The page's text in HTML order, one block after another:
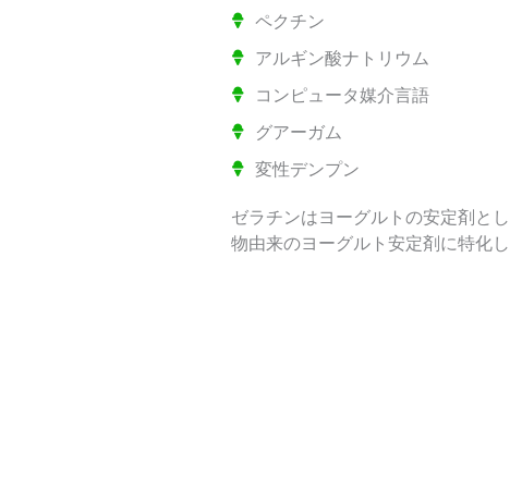
ペクチン
アルギン酸ナトリウム
コンピュータ媒介言語
グアーガム
変性デンプン
ゼラチンはヨーグルトの安定剤と
物由来のヨーグルト安定剤に特化し